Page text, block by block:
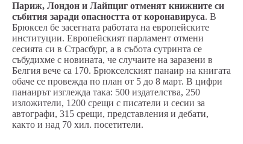
Париж, Лондон и Лайпциг отменят книжните си
събития заради опасността от коронавируса. В
Брюксел бе засегната работата на европейските
институции. Европейският парламент отмени
сесията си в Страсбург, а в събота сутринта се
събудихме с новината, че случаите на заразени в
Белгия вече са 170. Брюкселският панаир на книгата
обаче се провежда по план от 5 до 8 март. В цифри
панаирът изглежда така: 500 издателства, 250
изложители, 1200 срещи с писатели и сесии за
автографи, 315 срещи, представления и дебати,
както и над 70 хил. посетители.